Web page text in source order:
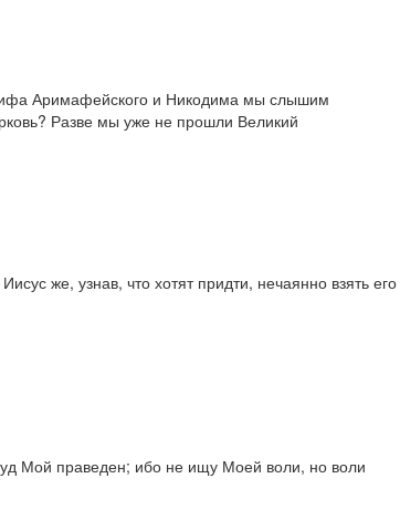
Аримафейского и Никодима мы слышим
Разве мы уже не прошли Великий
же, узнав, что хотят придти, нечаянно взять его
Мой праведен; ибо не ищу Моей воли, но воли